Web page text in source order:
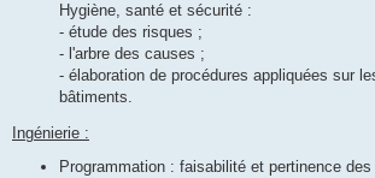
Hygiène, santé et sécurité :
- étude des risques ;
- l'arbre des causes ;
- élaboration de procédures appliquées sur
bâtiments.
Ingénierie :
Programmation : faisabilité et pertinence